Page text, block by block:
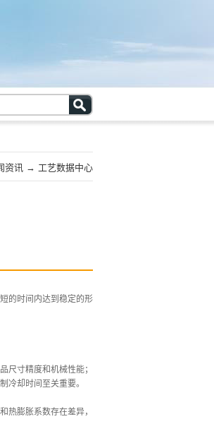
资讯 → 工艺数据中心
的时间内达到稳定的形
尺寸精度和机械性能；
冷却时间至关重要。
热膨胀系数存在差异，